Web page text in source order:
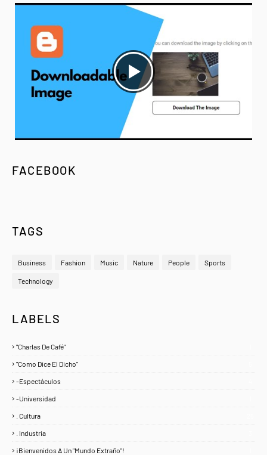
FACEBOOK
TAGS
Business Fashion Music Nature People Sports
Technology
LABELS
"Charlas De Café"
"Como Dice El Dicho"
-Espectáculos
-Universidad
. Cultura
. Industria
¡Bienvenidos A Un "Mundo Extraño"!